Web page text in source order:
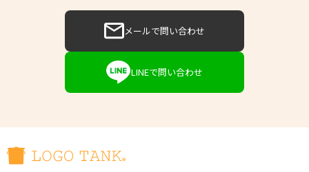
メールで問い合わせ
LINEで問い合わせ